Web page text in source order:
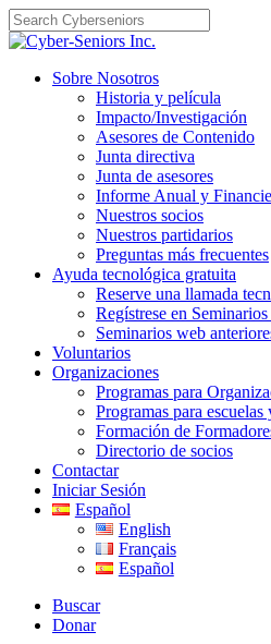
Skip
to
content
Sobre Nosotros
Historia y película
Impacto/Investigación
Asesores de Contenido
Junta directiva
Junta de asesores
Informe Anual y
Nuestros socios
Nuestros partidarios
Preguntas más frecuentes
Ayuda tecnológica gratuita
Reserve una llamada
Regístrese en
Seminarios web
Voluntarios
Organizaciones
Programas para
Programas para
Formación de
Directorio de socios
Contactar
Iniciar Sesión
Español
English
Français
Español
Buscar
Donar